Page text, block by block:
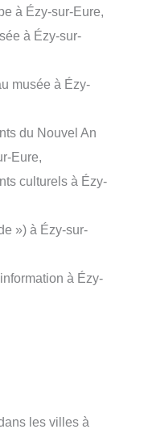
à Ézy-sur-Eure,
à Ézy-sur-
musée à Ézy-
du Nouvel An
Eure,
culturels à Ézy-
») à Ézy-sur-
à Ézy-
les villes à